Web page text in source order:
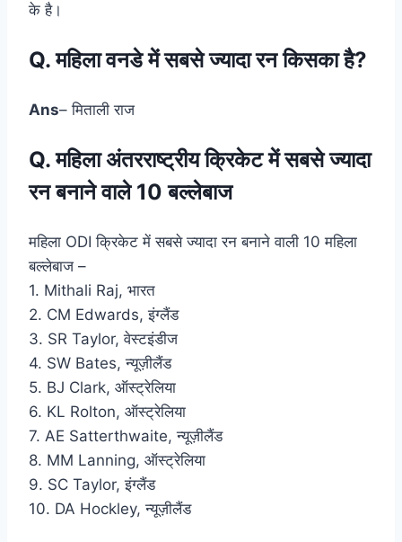
के है।
Q. महिला वनडे में सबसे ज्यादा रन किसका है?
Ans– मिताली राज
Q. महिला अंतरराष्ट्रीय क्रिकेट में सबसे ज्यादा
रन बनाने वाले 10 बल्लेबाज
महिला ODI क्रिकेट में सबसे ज्यादा रन बनाने वाली 10 महिला
बल्लेबाज –
1. Mithali Raj, भारत
2. CM Edwards, इंग्लैंड
3. SR Taylor, वेस्टइंडीज
4. SW Bates, न्यूज़ीलैंड
5. BJ Clark, ऑस्ट्रेलिया
6. KL Rolton, ऑस्ट्रेलिया
7. AE Satterthwaite, न्यूज़ीलैंड
8. MM Lanning, ऑस्ट्रेलिया
9. SC Taylor, इंग्लैंड
10. DA Hockley, न्यूज़ीलैंड